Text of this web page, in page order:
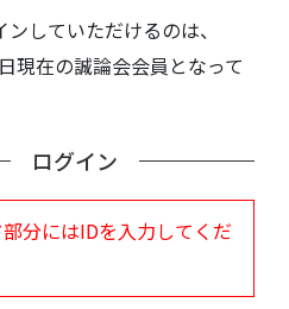
していただけるのは、
現在の誠論会会員となって
ログイン
分にはIDを入力してくだ